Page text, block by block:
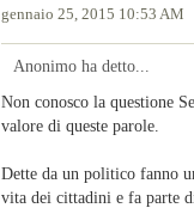
gennaio 25, 2015 10:53 AM
Anonimo ha detto...
Non conosco la questione
valore di queste parole.
Dette da un politico fanno
vita dei cittadini e fa parte